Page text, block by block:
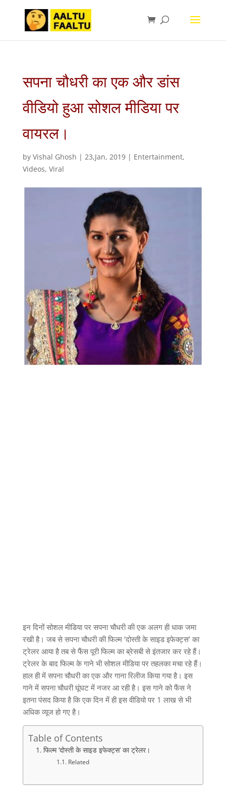
सपना चौधरी का एक और डांस
वीडियो हुआ सोशल मीडिया पर
वायरल।
by Vishal Ghosh | 23,Jan, 2019| Entertainment,
Videos, Viral
इन दिनों सोशल मीडिया पर सपना चौधरी की एक अलग ही धाक जमा
रखी है। जब से सपना चौधरी की फिल्म ‘दोस्ती के साइड इफेक्ट्स’ का
ट्रेलर आया है तब से फैंस पूरी फिल्म का ब्रेसबी से इंतजार कर रहे हैं।
ट्रेलर के बाद फिल्म के गाने भी सोशल मीडिया पर तहलका मचा रहे हैं।
हाल ही में सपना चौधरी का एक और गाना रिलीज किया गया है। इस
गाने में सपना चौधरी घूंघट में नजर आ रही है। इस गाने को फैंस ने
इतना पंसद किया है कि एक दिन में ही इस वीडियो पर 1 लाख से भी
अधिक व्यूज हो गए है।
Table of Contents
फिल्म ‘दोस्ती के साइड इफेक्ट्स’ का ट्रेलर।
Related